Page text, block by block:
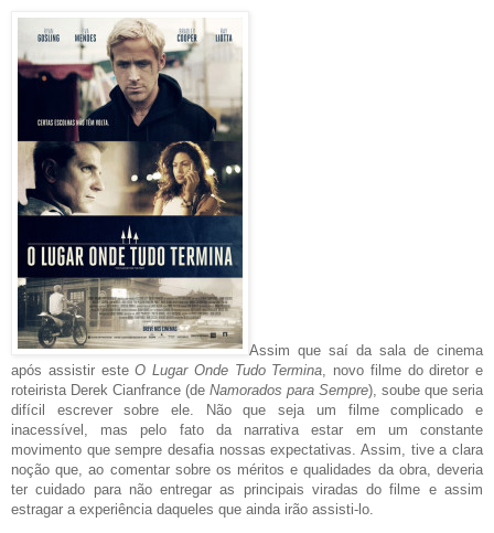
Assim que saí da sala de cinema
após assistir esteO Lugar Onde Tudo Termina , novo filme do diretor e
roteirista Derek Cianfrance (de Namorados para Sempre), soube que seria
difícil escrever sobre ele. Não que seja um filme complicado e
inacessível, mas pelo fato da narrativa estar em um constante
movimento que sempre desafia nossas expectativas. Assim, tive a clara
noção que, ao comentar sobre os méritos e qualidades da obra, deveria
ter cuidado para não entregar as principais viradas do filme e assim
estragar a experiência daqueles que ainda irão assisti-lo.